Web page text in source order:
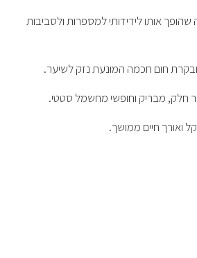
דציבל בלבד, מה שהופך אותו לידידותי למספרות ולסביבות
חום חכמה המונעת נזק לשיער.
חלק, מבריק וחופשי מחשמל סטטי.
ואורך חיים ממושך.